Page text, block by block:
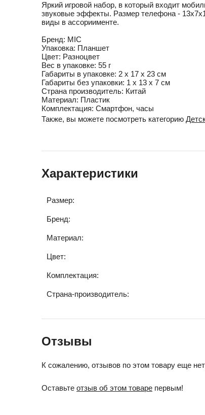
Яркий игровой набор, в который входит
звуковые эффекты. Размер телефона -
виды в ассориименте.
Бренд: MIC
Упаковка: Планшет
Цвет: Разноцвет
Вес в упаковке: 55 г
Габариты в упаковке: 2 x 17 x 23 см
Габариты без упаковки: 1 x 13 x 7 см
Cтрана производитель: Китай
Материал: Пластик
Комплектация: Смартфон, часы
Также, вы можете посмотреть категорию
Характеристики
Размер:
Бренд:
Материал:
Цвет:
Комплектация:
Страна-производитель:
Отзывы
К сожалению, отзывов по этом товару еще
Оставьте отзыв об этом товаре первым!